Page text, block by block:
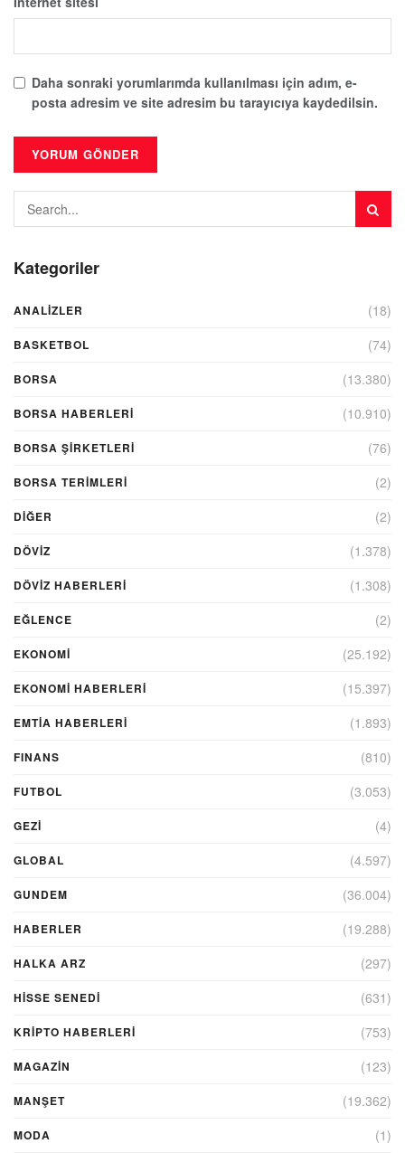
Daha sonraki yorumlarımda kullanılması için adım, e-
posta adresim ve site adresim bu tarayıcıya kaydedilsin.
Kategoriler
ANALIZLER (18)
BASKETBOL (74)
BORSA (13.380)
BORSA HABERLERI (10.910)
BORSA ŞIRKETLERI (76)
BORSA TERIMLERI (2)
DIĞER (2)
DÖVİZ (1.378)
DÖVIZ HABERLERI (1.308)
EĞLENCE (2)
EKONOMİ (25.192)
EKONOMI HABERLERI (15.397)
EMTIA HABERLERI (1.893)
FINANS (810)
FUTBOL (3.053)
GEZI (4)
GLOBAL (4.597)
GUNDEM (36.004)
HABERLER (19.288)
HALKA ARZ (297)
HİSSE SENEDİ (631)
KRIPTO HABERLERI (753)
MAGAZİN (123)
MANŞET (19.362)
MODA (1)